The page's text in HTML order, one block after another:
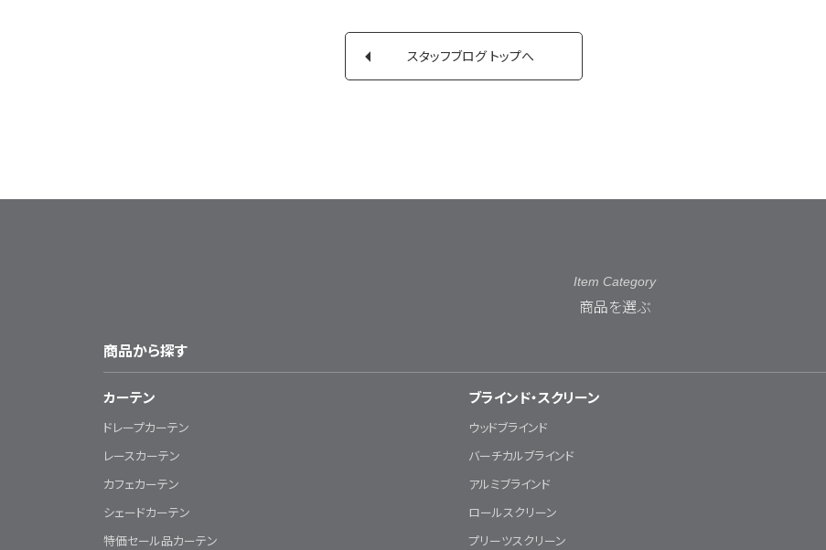
スタッフブログ トップへ
Item Category
商品を選ぶ
商品から探す
カーテン
ドレープカーテン
レースカーテン
カフェカーテン
シェードカーテン
特価セール品カーテン
ブラインド・スクリーン
ウッドブラインド
バーチカルブラインド
アルミブラインド
ロールスクリーン
プリーツスクリーン